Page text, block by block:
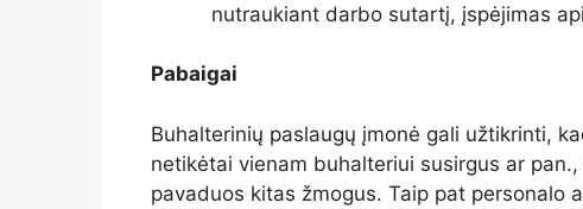
nutraukiant darbo sutartį, įspėjimas
Pabaigai
Buhalterinių paslaugų įmonė gali užtikrinti,
netikėtai vienam buhalteriui susirgus ar
pavaduos kitas žmogus. Taip pat personalo